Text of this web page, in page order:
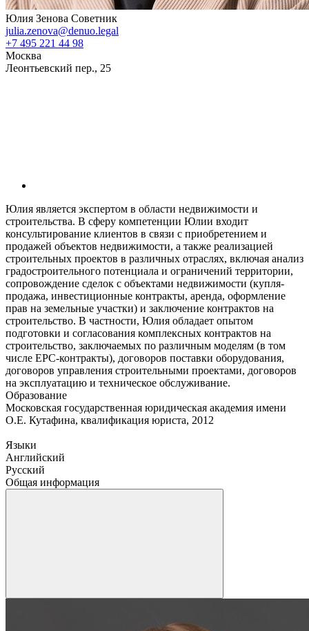
Юлия Зенова Советник
julia.zenova@denuo.legal
+7 495 221 44 98
Москва
Леонтьевский пер., 25
Юлия является экспертом в области недвижимости и
строительства. В сферу компетенции Юлии входит
консультирование клиентов в связи с приобретением и
продажей объектов недвижимости, а также реализацией
строительных проектов в различных отраслях, включая анализ
градостроительного потенциала и ограничений территории,
сопровождение сделок с объектами недвижимости (купля-
продажа, инвестиционные контракты, аренда, оформление
прав на земельные участки) и заключение контрактов на
строительство. В частности, Юлия обладает опытом
подготовки и согласования комплексных контрактов на
строительство, заключаемых по различным моделям (в том
числе EPC-контракты), договоров поставки оборудования,
договоров управления строительными проектами, договоров
на эксплуатацию и техническое обслуживание.
Образование
Московская государственная юридическая академия имени
О.Е. Кутафина, квалификация юриста, 2012
Языки
Английский
Русский
Общая информация